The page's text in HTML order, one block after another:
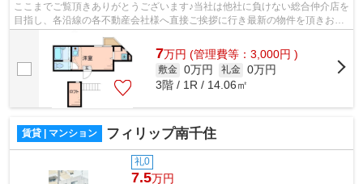
ここまでご覧頂きありがとうございます♪当社は他社に負けない総合仲介店を
目指し、各沿線の各不動産会社様へ直接ご挨拶に行き最新の物件を頂きお客
7万円 (管理費等：3,000円 )
敷金 0万円 礼金 0万円
3階 / 1R / 14.06㎡
賃貸 | マンション フィリップ南千住
礼0
7.5万円